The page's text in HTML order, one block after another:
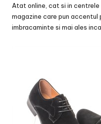
Atat online, cat si in
magazine care pun accentul
imbracaminte si mai ales